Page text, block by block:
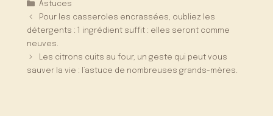
Catégories
Astuces
Pour les casseroles encrassées, oubliez les
détergents : 1 ingrédient suffit : elles seront comme
neuves.
Les citrons cuits au four, un geste qui peut vous
sauver la vie : l’astuce de nombreuses grands-mères.